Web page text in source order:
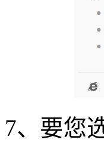
7、要您